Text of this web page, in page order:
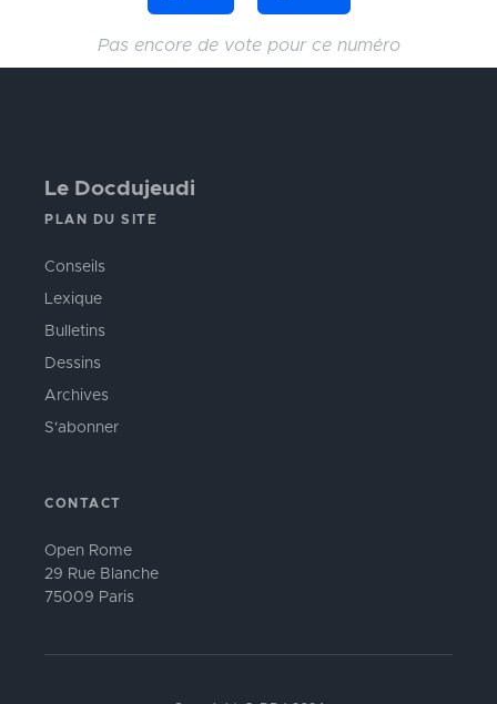
Pas encore de vote pour ce numéro
Le Docdujeudi
PLAN DU SITE
Conseils
Lexique
Bulletins
Dessins
Archives
S'abonner
CONTACT
Open Rome
29 Rue Blanche
75009 Paris